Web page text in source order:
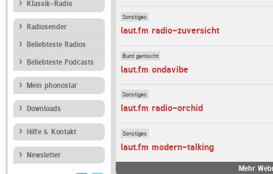
Klassik-Radio
Radiosender
Beliebteste Radios
Beliebteste Podcasts
Mein phonostar
Downloads
Hilfe & Kontakt
Newsletter
Sonstiges
laut.fm radio-zuversicht
Bunt gemischt
laut.fm ondavibe
Sonstiges
laut.fm radio-orchid
Sonstiges
laut.fm modern-talking
Mehr